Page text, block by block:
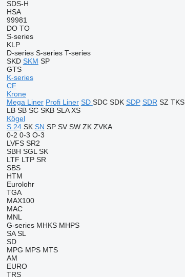
SDS-H
HSA
99981
DO TO
S-series
KLP
D-series S-series T-series
SKD SKM SP
GTS
K-series
CF
Krone
Mega Liner Profi Liner SD SDC SDK SDP SDR SZ TKS
LB SB SC SKB SLA XS
Kögel
S 24 SK SN SP SV SW ZK ZVKA
0-2 0-3 O-3
LVFS SR2
SBH SGL SK
LTF LTP SR
SBS
HTM
Eurolohr
TGA
MAX100
MAC
MNL
G-series MHKS MHPS
SA SL
SD
MPG MPS MTS
AM
EURO
TRS